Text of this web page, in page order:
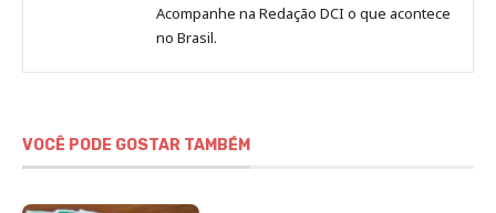
Jornal
DCI
Acompanhe na Redação DCI o que acontece
no Brasil.
VOCÊ PODE GOSTAR TAMBÉM